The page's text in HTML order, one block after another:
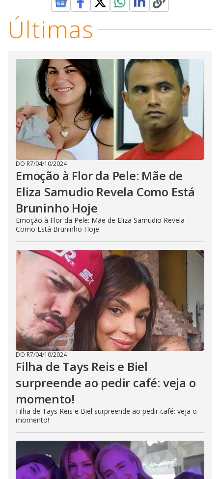
Últimas
DO R7/04/10/2024
Emoção à Flor da Pele: Mãe de
Eliza Samudio Revela Como Está
Bruninho Hoje
Emoção à Flor da Pele: Mãe de Eliza Samudio Revela
Como Está Bruninho Hoje
DO R7/04/10/2024
Filha de Tays Reis e Biel
surpreende ao pedir café: veja o
momento!
Filha de Tays Reis e Biel surpreende ao pedir café: veja o
momento!